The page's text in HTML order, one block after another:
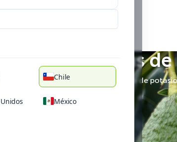
Chile
México
de potasio
de K en hojas de
Aplicación Foliar, KNO3, Nitrato de